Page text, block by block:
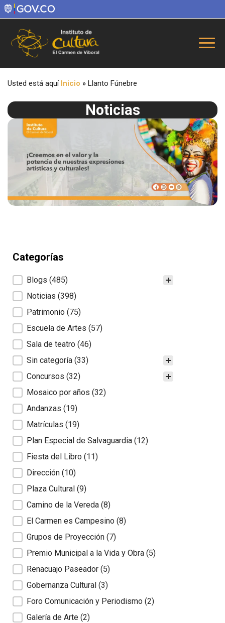
Usted está aquí Inicio » Llanto Fúnebre
Noticias
Categorías
Categorías
Blogs (485)
Noticias (398)
Patrimonio (75)
Escuela de Artes (57)
Sala de teatro (46)
Sin categoría (33)
Concursos (32)
Mosaico por años (32)
Andanzas (19)
Matrículas (19)
Plan Especial de Salvaguardia (12)
Fiesta del Libro (11)
Dirección (10)
Plaza Cultural (9)
Camino de la Vereda (8)
El Carmen es Campesino (8)
Grupos de Proyección (7)
Premio Municipal a la Vida y Obra (5)
Renacuajo Paseador (5)
Gobernanza Cultural (3)
Foro Comunicación y Periodismo (2)
Galería de Arte (2)